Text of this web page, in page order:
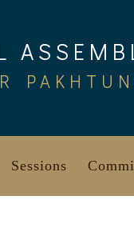
Sessions